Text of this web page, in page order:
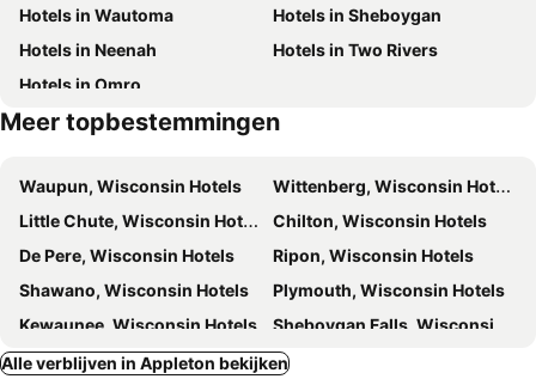
Hotels in Wautoma
Hotels in Sheboygan
Hotels in Neenah
Hotels in Two Rivers
Hotels in Omro
Meer topbestemmingen
Waupun, Wisconsin Hotels
Wittenberg, Wisconsin Hotels
Little Chute, Wisconsin Hotels
Chilton, Wisconsin Hotels
De Pere, Wisconsin Hotels
Ripon, Wisconsin Hotels
Shawano, Wisconsin Hotels
Plymouth, Wisconsin Hotels
Kewaunee, Wisconsin Hotels
Sheboygan Falls, Wisconsin Hotels
Kohler, Wisconsin Hotels
Stevens Point, Wisconsin Hotels
Alle verblijven in Appleton bekijken